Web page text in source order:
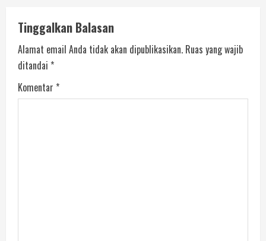
Tinggalkan Balasan
Alamat email Anda tidak akan dipublikasikan. Ruas yang wajib
ditandai *
Komentar *